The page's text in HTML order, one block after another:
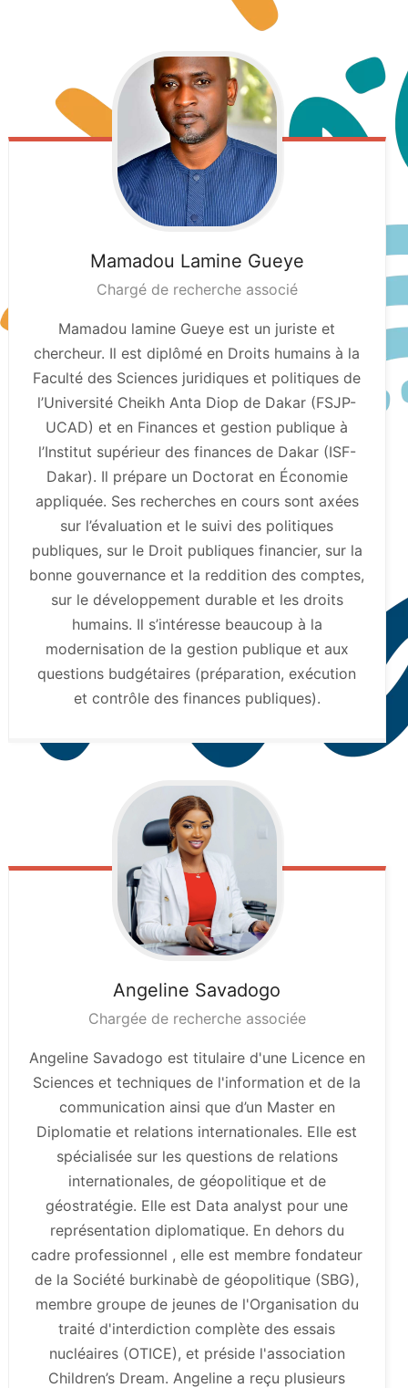
Mamadou Lamine Gueye
Chargé de recherche associé
Mamadou lamine Gueye est un juriste et
chercheur. Il est diplômé en Droits humains à la
Faculté des Sciences juridiques et politiques de
l’Université Cheikh Anta Diop de Dakar (FSJP-
UCAD) et en Finances et gestion publique à
l’Institut supérieur des finances de Dakar (ISF-
Dakar). Il prépare un Doctorat en Économie
appliquée. Ses recherches en cours sont axées
sur l’évaluation et le suivi des politiques
publiques, sur le Droit publiques financier, sur la
bonne gouvernance et la reddition des comptes,
sur le développement durable et les droits
humains. Il s’intéresse beaucoup à la
modernisation de la gestion publique et aux
questions budgétaires (préparation, exécution
et contrôle des finances publiques).
Angeline Savadogo
Chargée de recherche associée
Angeline Savadogo est titulaire d'une Licence en
Sciences et techniques de l'information et de la
communication ainsi que d’un Master en
Diplomatie et relations internationales. Elle est
spécialisée sur les questions de relations
internationales, de géopolitique et de
géostratégie. Elle est Data analyst pour une
représentation diplomatique. En dehors du
cadre professionnel , elle est membre fondateur
de la Société burkinabè de géopolitique (SBG),
membre groupe de jeunes de l'Organisation du
traité d'interdiction complète des essais
nucléaires (OTICE), et préside l'association
Children’s Dream. Angeline a reçu plusieurs